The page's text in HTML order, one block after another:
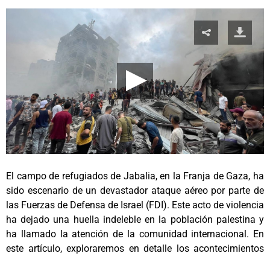
El campo de refugiados de Jabalia, en la Franja de Gaza, ha
sido escenario de un devastador ataque aéreo por parte de
las Fuerzas de Defensa de Israel (FDI). Este acto de violencia
ha dejado una huella indeleble en la población palestina y
ha llamado la atención de la comunidad internacional. En
este artículo, exploraremos en detalle los acontecimientos